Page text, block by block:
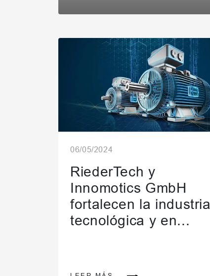
06/05/2024
RiederTech y
Innomotics GmbH
fortalecen la industria
tecnológica y en...